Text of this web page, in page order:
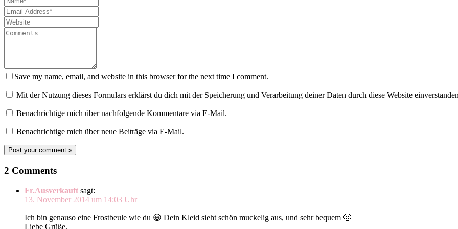
Save my name, email, and website in this browser for the next time I comment.
Mit der Nutzung dieses Formulars erklärst du dich mit der Speicherung und Verarbeitung deiner Daten durch diese Website
Benachrichtige mich über nachfolgende Kommentare via E-Mail.
Benachrichtige mich über neue Beiträge via E-Mail.
2 Comments
Fr.Ausverkauft sagt:
13. November 2014 um 14:03 Uhr
Ich bin genauso eine Frostbeule wie du 😀 Dein Kleid sieht schön muckelig aus, und sehr bequem 🙂
Liebe Grüße,